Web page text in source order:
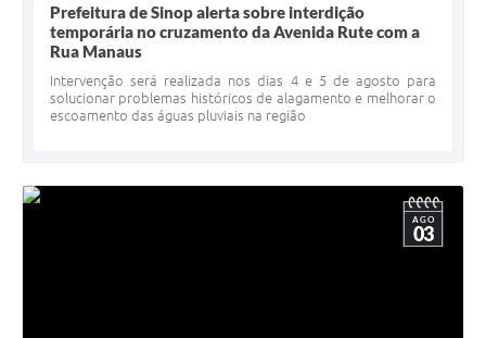
Prefeitura de Sinop alerta sobre interdição
temporária no cruzamento da Avenida Rute com a
Rua Manaus
Intervenção será realizada nos dias 4 e 5 de agosto para
solucionar problemas históricos de alagamento e melhorar o
escoamento das águas pluviais na região
AGO
03